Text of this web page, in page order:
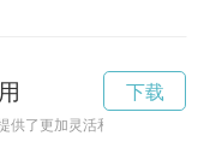
供了更加灵活和高效的云计算
下载